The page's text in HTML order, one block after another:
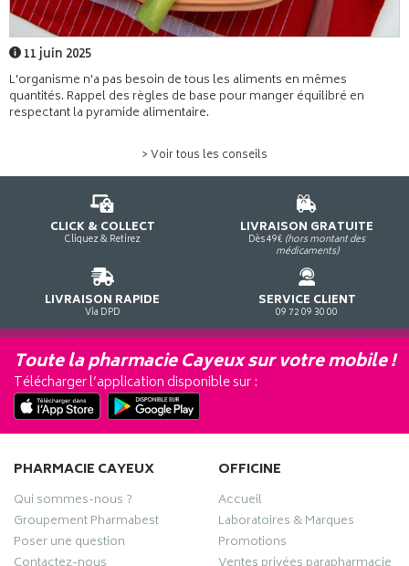
11 juin 2025
L'organisme n'a pas besoin de tous les aliments en mêmes
quantités. Rappel des règles de base pour manger équilibré en
respectant la pyramide alimentaire.
> Voir tous les conseils
CLICK & COLLECT
Cliquez & Retirez
LIVRAISON GRATUITE
Dès 49€ (hors montant des
médicaments)
LIVRAISON RAPIDE
Via DPD
SERVICE CLIENT
09 72 09 30 00
Toute la pharmacie Cayeux sur votre mobile !
Télécharger l’application disponible sur :
PHARMACIE CAYEUX
Qui sommes-nous ?
Groupement Pharmabest
Poser une question
OFFICINE
Accueil
Laboratoires & Marques
Promotions